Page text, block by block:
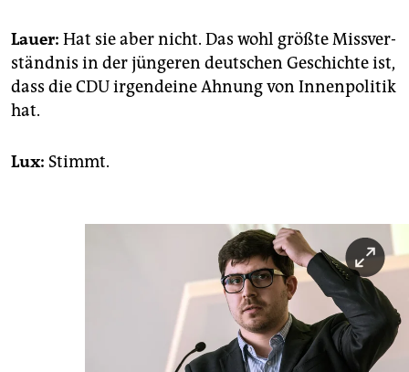
Lauer: Hat sie aber nicht. Das wohl größ­te Miss­ver­
ständ­nis in der jün­ge­ren deut­schen Ge­schich­te ist,
dass die CDU ir­gend­ei­ne Ah­nung von In­nen­po­li­tik
hat.
Lux: Stimmt.